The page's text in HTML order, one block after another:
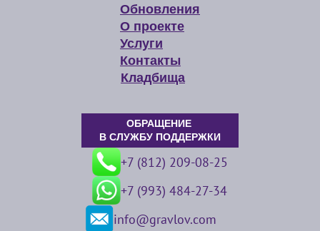
Обновления
О проекте
Услуги
Контакты
Кладбища
ОБРАЩЕНИЕ
В СЛУЖБУ ПОДДЕРЖКИ
+7 (812) 209-08-25
+7 (993) 484-27-34
info@gravlov.com